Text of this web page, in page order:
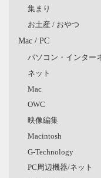
集まり
お土産 / おやつ
Mac / PC
パソコン・インター
ネット
Mac
OWC
映像編集
Macintosh
G-Technology
PC周辺機器/ネット